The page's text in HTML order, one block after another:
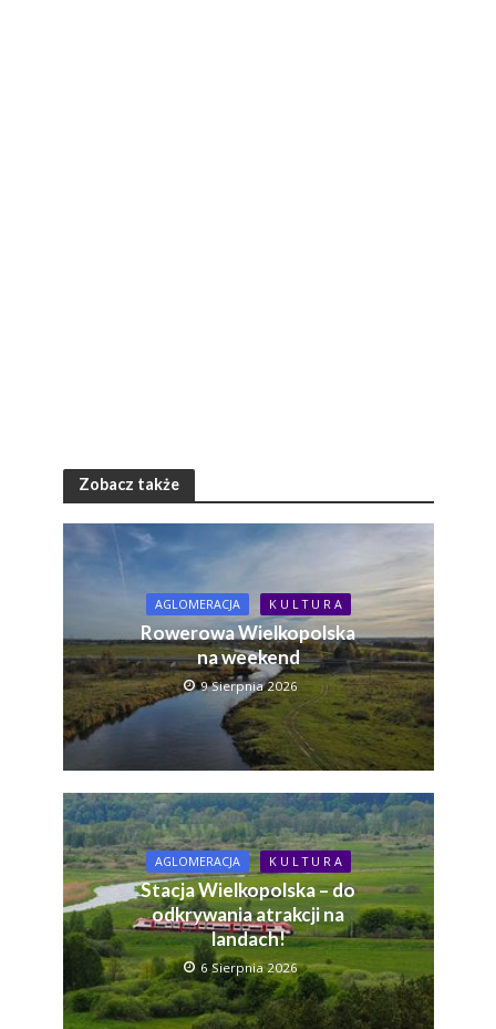
Zobacz także
AGLOMERACJA K U L T U R A
Rowerowa Wielkopolska
na weekend
9 Sierpnia 2026
AGLOMERACJA K U L T U R A
Stacja Wielkopolska – do
odkrywania atrakcji na
landach!
6 Sierpnia 2026